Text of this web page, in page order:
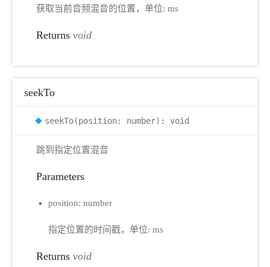
获取当前音频混音的位置，单位: ms
Returns void
seekTo
seekTo(position: number): void
跳到指定位置混音
Parameters
position: number
指定位置的时间戳，单位: ms
Returns void